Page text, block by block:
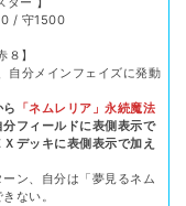
/ 守1500
８】
分メインフェイズに発動
「ネムレリア」永続魔法
分フィールドに表側表示で
デッキに表側表示で加え
ン、自分は「夢見るネム
ない。